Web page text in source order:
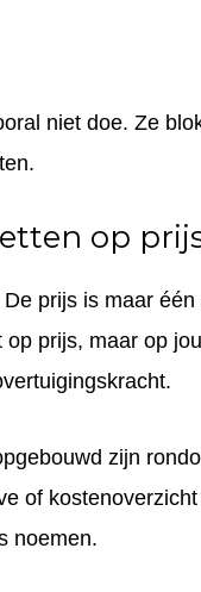
niet doe. Ze
op
prijs is maar één
op prijs, maar op
.
zijn
of kostenoverzicht
noemen.